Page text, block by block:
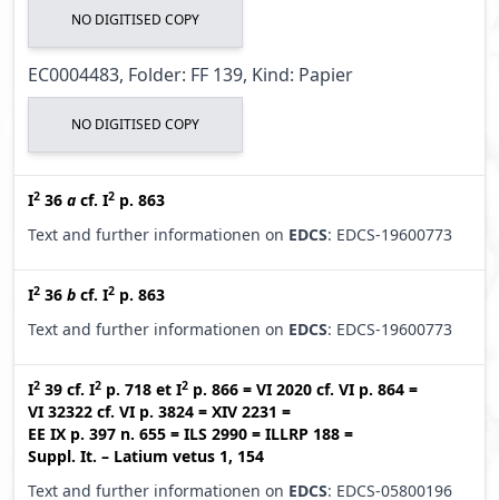
NO DIGITISED COPY
EC0004483, Folder: FF 139, Kind: Papier
NO DIGITISED COPY
I2 36 a cf. I2 p. 863
Text and further informationen on EDCS: EDCS-19600773
I2 36 b cf. I2 p. 863
Text and further informationen on EDCS: EDCS-19600773
I2 39 cf. I2 p. 718 et I2 p. 866 = VI 2020 cf. VI p. 864 =
VI 32322 cf. VI p. 3824 = XIV 2231 =
EE IX p. 397 n. 655 = ILS 2990 = ILLRP 188 =
Suppl. It. – Latium vetus 1, 154
Text and further informationen on EDCS: EDCS-05800196